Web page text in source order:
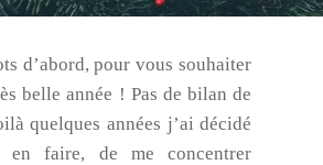
d’abord, pour vous souhaiter
belle année ! Pas de bilan de
quelques années j’ai décidé
faire, de me concentrer